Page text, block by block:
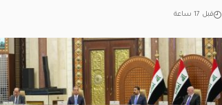
قبل 17 ساعة